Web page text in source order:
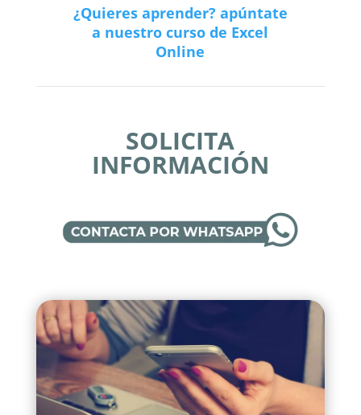
¿Quieres aprender? apúntate
a nuestro curso de Excel
Online
SOLICITA
INFORMACIÓN